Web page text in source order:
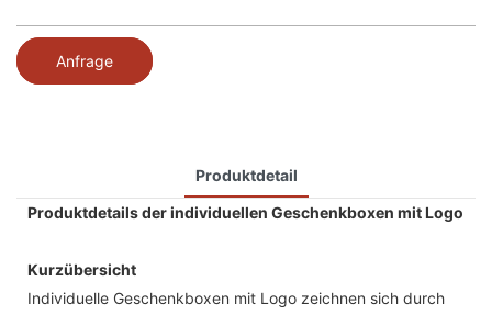
Anfrage
Produktdetail
Produktdetails der individuellen Geschenkboxen mit Logo
Kurzübersicht
Individuelle Geschenkboxen mit Logo zeichnen sich durch